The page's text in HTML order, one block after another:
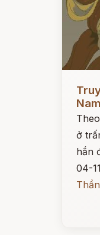
Đọc
Nam
ở
hắn
04-